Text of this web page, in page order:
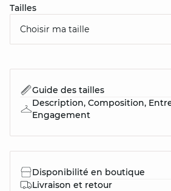
Tailles
Choisir ma taille
Guide des tailles
Description, Composition,
Engagement
Disponibilité en boutique
Livraison et retour